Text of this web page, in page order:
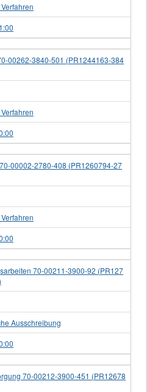
00262-3840-501 (PR1244163-384
00002-2780-408 (PR1260794-27
70-00211-3900-92 (PR127
Ausschreibung
70-00212-3900-451 (PR12678